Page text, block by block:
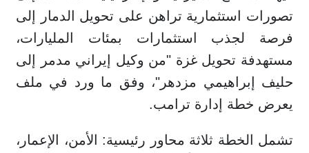
تصورات استثمارية تراهن على تحويل الدمار إلى
فرصة لجذب استثمارات بمئات المليارات،
مستهدفة تحويل غزة "من وكيل إيراني مدمر إلى
حليف إبراهيمي مزدهر"، وفق ما ورد في ملف
يعرض خطة إدارة ترامب.
تشمل الخطة ثلاثة محاور رئيسية: الأمن، الإعمار،